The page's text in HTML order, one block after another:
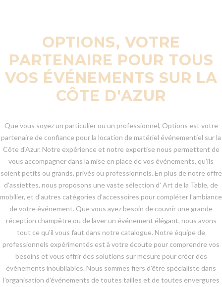
OPTIONS, VOTRE
PARTENAIRE POUR TOUS
VOS ÉVÉNEMENTS SUR LA
CÔTE D'AZUR
Que vous soyez un particulier ou un professionnel, Options est votre
partenaire de confiance pour la location de matériel événementiel sur la
Côte d'Azur. Notre expérience et notre expertise nous permettent de
vous accompagner dans la mise en place de vos événements, qu'ils
soient petits ou grands, privés ou professionnels. En plus de notre offre
d'assiettes, nous proposons une vaste sélection d' Art de la Table, de
mobilier, et d'autres catégories d'accessoires pour compléter l'ambiance
de votre événement. Que vous ayez besoin de couvrir une grande
réception champêtre ou de laver un événement élégant, nous avons
tout ce qu'il vous faut dans notre catalogue. Notre équipe de
professionnels expérimentés est à votre écoute pour comprendre vos
besoins et vous offrir des solutions sur mesure pour créer des
événements inoubliables. Nous sommes fiers d'être spécialiste dans
l'organisation d'événements de toutes tailles et de toutes envergures